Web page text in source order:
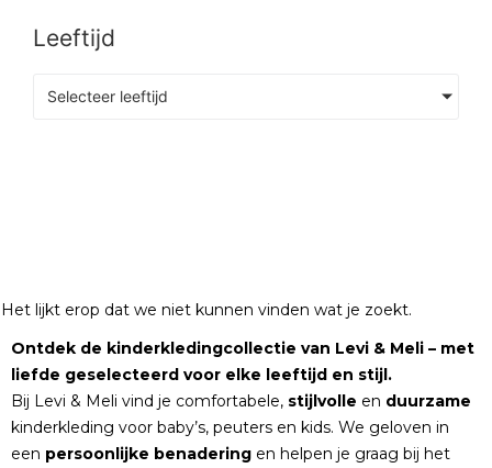
Leeftijd
Selecteer leeftijd
Het lijkt erop dat we niet kunnen vinden wat je zoekt.
Ontdek de kinderkledingcollectie van Levi & Meli – met
liefde geselecteerd voor elke leeftijd en stijl.
Bij Levi & Meli vind je comfortabele, stijlvolle en duurzame
kinderkleding voor baby’s, peuters en kids. We geloven in
een persoonlijke benadering en helpen je graag bij het